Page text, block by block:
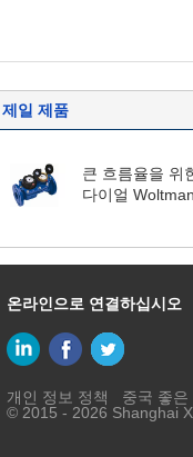
제일 제품
큰 흐름율을 위
다이얼
온라인으로 연결하십시오
개인 정보 정책
중국 좋은
© 2015 - 2026 Shanghai